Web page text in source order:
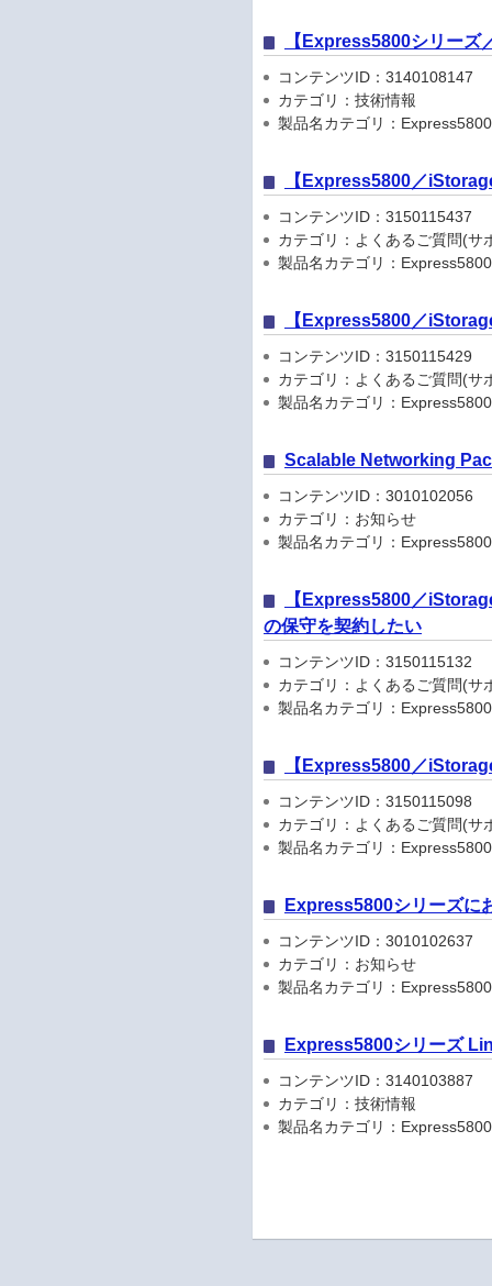
【Express5800シリー
コンテンツID：3140108147
カテゴリ：技術情報
製品名カテゴリ：
【Express5800／
コンテンツID：3150115437
カテゴリ：よくあるご質問(サ
製品名カテゴリ：
【Express5800／
コンテンツID：3150115429
カテゴリ：よくあるご質問(サ
製品名カテゴリ：
Scalable Networking
コンテンツID：3010102056
カテゴリ：お知らせ
製品名カテゴリ：
【Express5800／
の保守を契約したい
コンテンツID：3150115132
カテゴリ：よくあるご質問(サ
製品名カテゴリ：
【Express5800／
コンテンツID：3150115098
カテゴリ：よくあるご質問(サ
製品名カテゴリ：
Express5800シリーズに
コンテンツID：3010102637
カテゴリ：お知らせ
製品名カテゴリ：
Express5800シリーズ
コンテンツID：3140103887
カテゴリ：技術情報
製品名カテゴリ：